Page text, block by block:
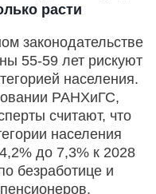
расти
законодательстве
55-59 лет рискуют
населения.
РАНХиГС,
считают, что
населения
до 7,3% к 2028
безработице и